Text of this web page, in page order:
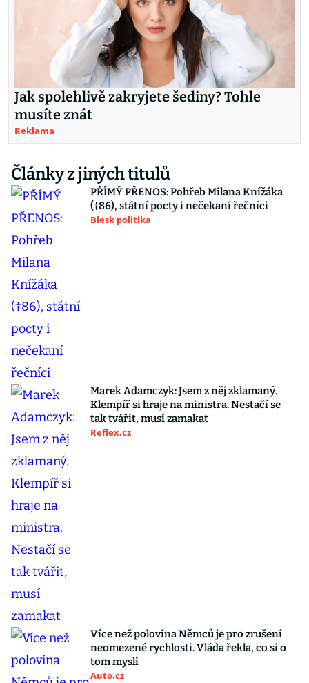
Jak spolehlivě zakryjete šediny? Tohle
musíte znát
Reklama
Články z jiných titulů
PŘÍMÝ PŘENOS: Pohřeb Milana Knížáka
(†86), státní pocty i nečekaní řečníci
Blesk politika
Marek Adamczyk: Jsem z něj zklamaný.
Klempíř si hraje na ministra. Nestačí se
tak tvářit, musí zamakat
Reflex.cz
Více než polovina Němců je pro zrušení
neomezené rychlosti. Vláda řekla, co si o
tom myslí
Auto.cz